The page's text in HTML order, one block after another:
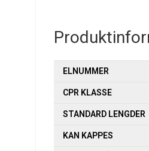
ELNUMMER
CPR KLASSE
STANDARD LENGDER
KAN KAPPES